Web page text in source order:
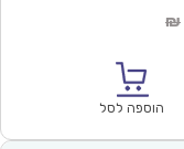
₪
הוספה לסל